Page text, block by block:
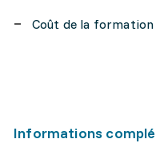
Coût de la
Informations